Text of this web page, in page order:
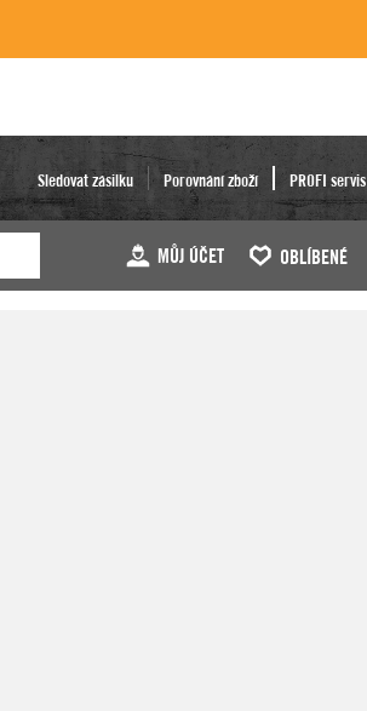
Sledovat zásilku Porovnání zboží PROFI servis
MŮJ ÚČET OBLÍBENÉ